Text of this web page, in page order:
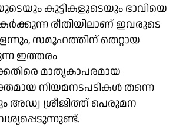
കുട്ടികളുടെയും ഭാവിയെ
രീതിയിലാണ് ഇവരുടെ
സമൂഹത്തിന് തെറ്റായ
ഇത്തരം
മാതൃകാപരമായ
നിയമനടപടികൾ തന്നെ
അഡ്വ ശ്രീജിത്ത്‌ പെരുമന